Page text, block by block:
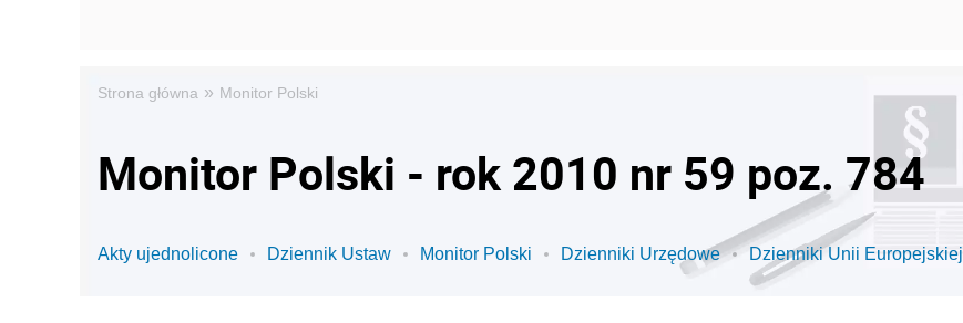
Strona główna » Monitor Polski
Monitor Polski - rok 2010 nr 59 poz. 784
Akty ujednolicone Dziennik Ustaw Monitor Polski Dzienniki Urzędowe Dzienniki Unii Europejskiej